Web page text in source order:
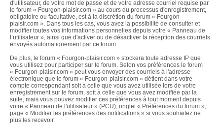
d'utilisateur, de votre mot de passe et de votre adresse courriel requise par
le forum « Fourgon-plaisir.com » au cours du processus d'enregistrement,
obligatoire ou facultative, est à la discrétion du forum « Fourgon-
plaisir.com ». Dans tous les cas, vous avez la possibilité de consulter et
modifier toutes vos informations personnelles depuis votre « Panneau de
l’utilisateur », ainsi que d'activer ou de désactiver la réception des courriels
envoyés automatiquement par ce forum.
De plus, le forum « Fourgon-plaisir.com » stockera toute adresse IP que
vous utilisez pour participer sur le forum. Selon vos préférences le forum
« Fourgon-plaisir.com » peut vous envoyer des courriels à l'adresse
électronique que le forum « Fourgon-plaisir.com » détient dans votre
compte correspondant soit à celle que vous avez utilisée lors de votre
enregistrement sur le forum, soit à celle que vous avez modifiée par la
suite, mais vous pouvez modifier ces préférences à tout moment depuis
votre « Panneau de l'utilisateur » (PCU), onglet « Préférences du forum »,
page « Modifier les préférences des notifications » si vous souhaitez ne
plus les recevoir.